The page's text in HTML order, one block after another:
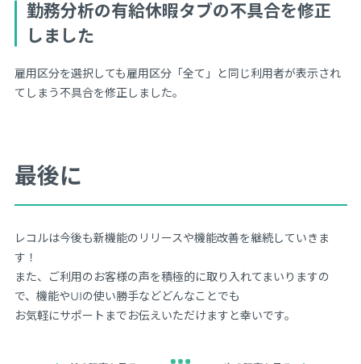
勤務分析の有給休暇タブの不具合を修正
しました
雇用区分を選択しても雇用区分「全て」と同じ利用者が表示され
てしまう不具合を修正しました。
最後に
レコルは今後も新機能のリリースや機能改善を継続していきま
す！
また、ご利用のお客様の声を積極的に取り入れてまいりますの
で、機能やUIの使い勝手などどんなことでも
お気軽にサポートまでお伝えいただけますと幸いです。